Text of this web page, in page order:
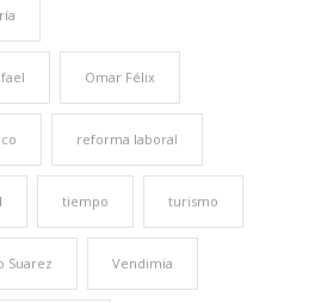
Omar Félix
reforma laboral
tiempo turismo
Suarez Vendimia